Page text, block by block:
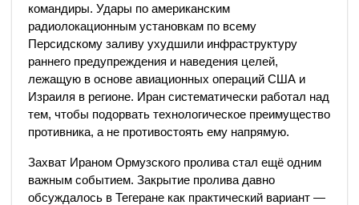
командиры. Удары по американским
радиолокационным установкам по всему
Персидскому заливу ухудшили инфраструктуру
раннего предупреждения и наведения целей,
лежащую в основе авиационных операций США и
Израиля в регионе. Иран систематически работал над
тем, чтобы подорвать технологическое преимущество
противника, а не противостоять ему напрямую.
Захват Ираном Ормузского пролива стал ещё одним
важным событием. Закрытие пролива давно
обсуждалось в Тегеране как практический вариант —